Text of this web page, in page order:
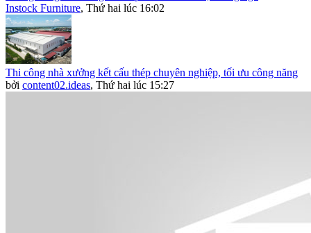
Instock Furniture, Thứ hai lúc 16:02
Thi công nhà xưởng kết cấu thép chuyên nghiệp, tối ưu công năng
bởi content02.ideas, Thứ hai lúc 15:27